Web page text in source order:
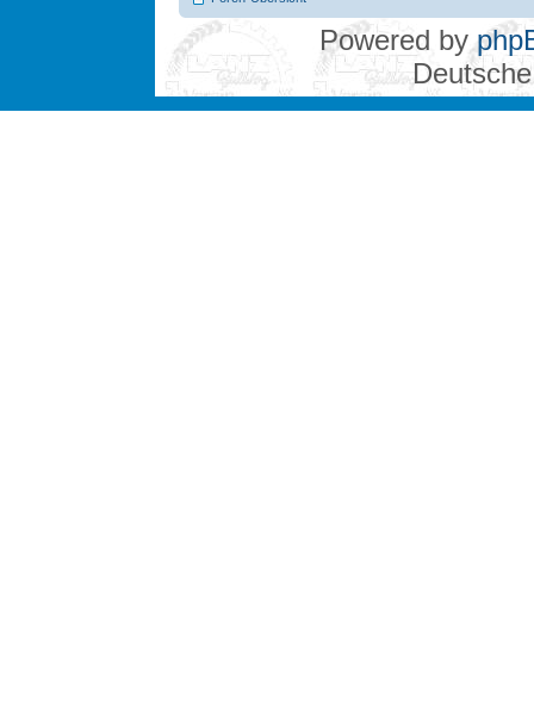
Powered by